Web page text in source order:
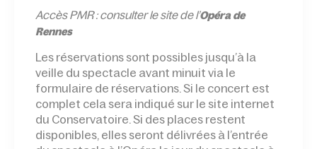
Accès PMR : consulter le site de l’Opéra de
Rennes
Les réservations sont possibles jusqu’à la
veille du spectacle avant minuit via le
formulaire de réservations. Si le concert est
complet cela sera indiqué sur le site internet
du Conservatoire. Si des places restent
disponibles, elles seront délivrées à l’entrée